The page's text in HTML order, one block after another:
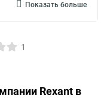
Показать больше
1
Rexant в